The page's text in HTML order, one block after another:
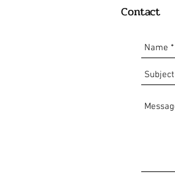
Contact